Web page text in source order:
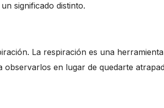
significado distinto.
La respiración es una
en lugar de quedarte